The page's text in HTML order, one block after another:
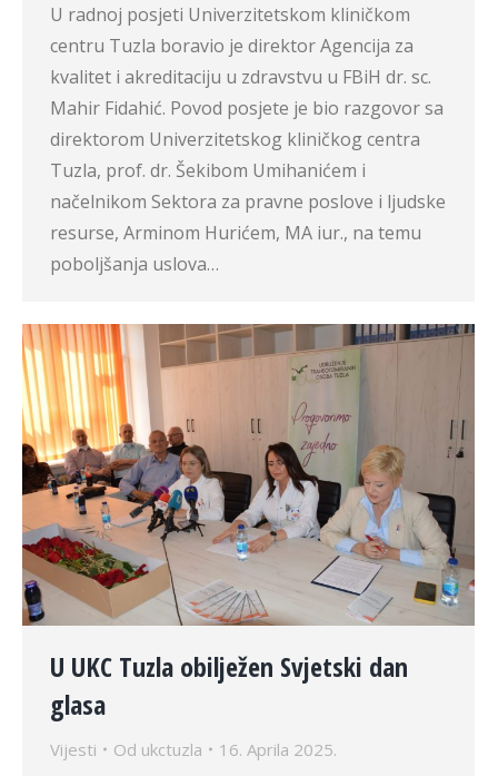
U radnoj posjeti Univerzitetskom kliničkom
centru Tuzla boravio je direktor Agencija za
kvalitet i akreditaciju u zdravstvu u FBiH dr. sc.
Mahir Fidahić. Povod posjete je bio razgovor sa
direktorom Univerzitetskog kliničkog centra
Tuzla, prof. dr. Šekibom Umihanićem i
načelnikom Sektora za pravne poslove i ljudske
resurse, Arminom Hurićem, MA iur., na temu
poboljšanja uslova…
U UKC Tuzla obilježen Svjetski dan
glasa
Vijesti Od ukctuzla 16. Aprila 2025.